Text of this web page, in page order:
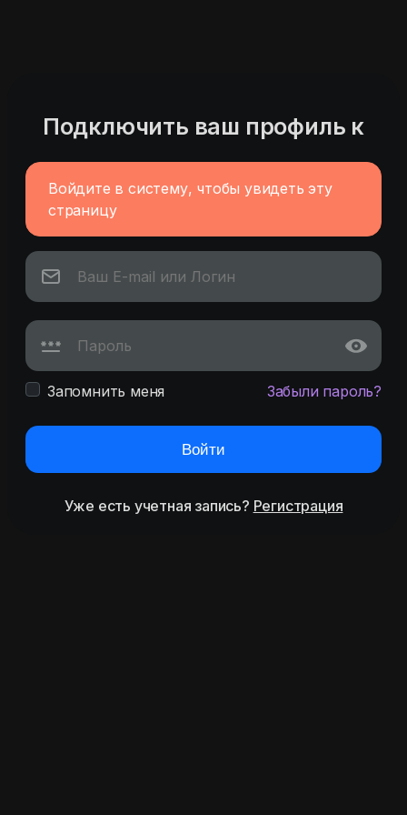
Подключить ваш профиль к
Войдите в систему, чтобы увидеть эту
страницу
Запомнить меня Забыли пароль?
Войти
Уже есть учетная запись? Регистрация